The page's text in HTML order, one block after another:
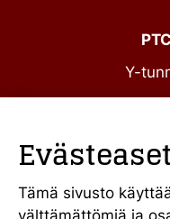
Y-
Tämä sivusto
välttämättömiä ja